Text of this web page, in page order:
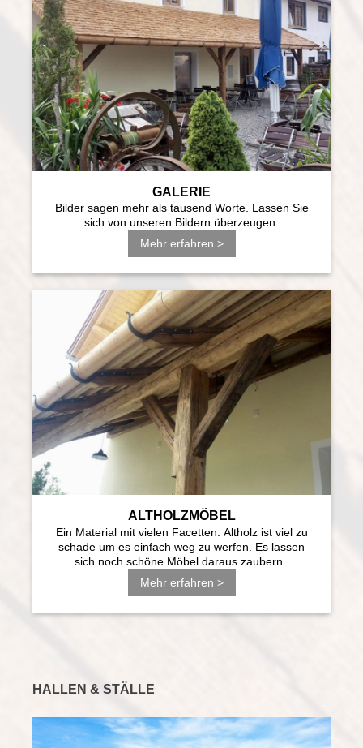
GALERIE
Bilder sagen mehr als tausend Worte. Lassen Sie
sich von unseren Bildern überzeugen.
Mehr erfahren >
ALTHOLZMÖBEL
Ein Material mit vielen Facetten. Altholz ist viel zu
schade um es einfach weg zu werfen. Es lassen
sich noch schöne Möbel daraus zaubern.
Mehr erfahren >
HALLEN & STÄLLE